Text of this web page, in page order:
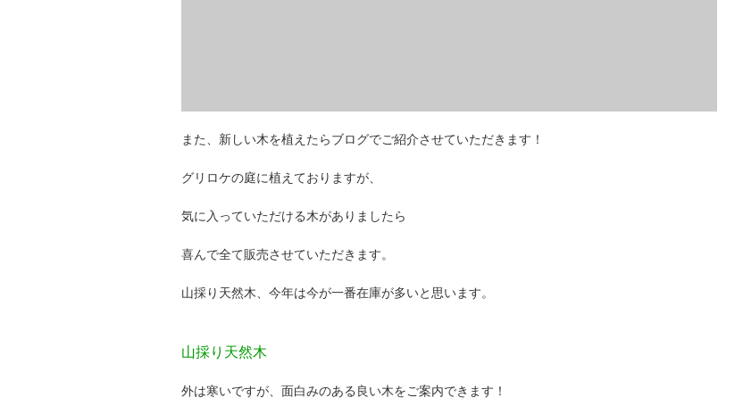
また、新しい木を植えたらブログでご紹介させていただきます！
グリロケの庭に植えておりますが、
気に入っていただける木がありましたら
喜んで全て販売させていただきます。
山採り天然木、今年は今が一番在庫が多いと思います。
山採り天然木
外は寒いですが、面白みのある良い木をご案内できます！